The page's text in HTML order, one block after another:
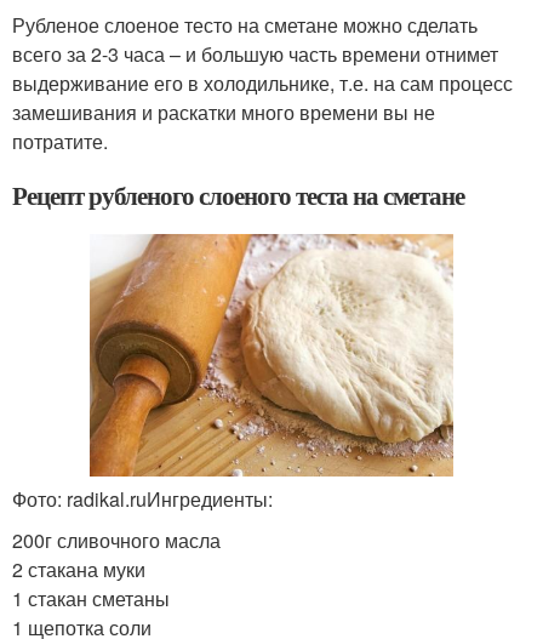
Рубленое слоеное тесто на сметане можно сделать
всего за 2-3 часа – и большую часть времени отнимет
выдерживание его в холодильнике, т.е. на сам процесс
замешивания и раскатки много времени вы не
потратите.
Рецепт рубленого слоеного теста на сметане
Фото: radikal.ruИнгредиенты:
200г сливочного масла
2 стакана муки
1 стакан сметаны
1 щепотка соли